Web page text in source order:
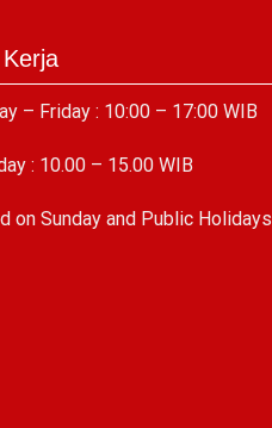
– Friday : 10:00 – 17:00 WIB
: 10.00 – 15.00 WIB
on Sunday and Public Holidays